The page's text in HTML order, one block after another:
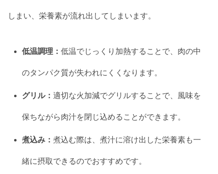
しまい、栄養素が流れ出してしまいます。
低温調理：低温でじっくり加熱することで、肉の中
のタンパク質が失われにくくなります。
グリル：適切な火加減でグリルすることで、風味を
保ちながら肉汁を閉じ込めることができます。
煮込み：煮込む際は、煮汁に溶け出した栄養素も一
緒に摂取できるのでおすすめです。